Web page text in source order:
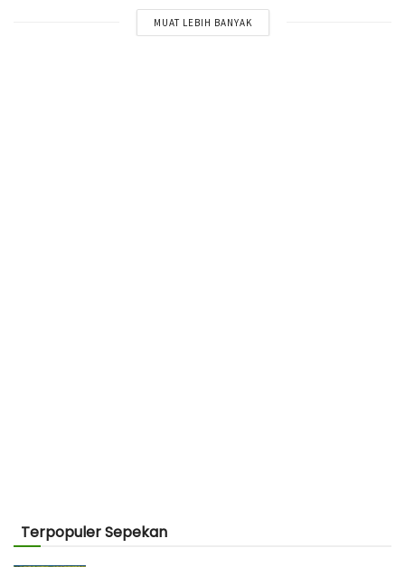
MUAT LEBIH BANYAK
Terpopuler Sepekan